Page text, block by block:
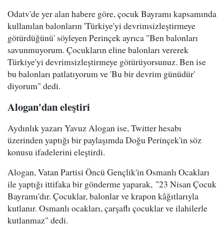
Odatv'de yer alan habere göre, çocuk Bayramı kapsamında
kullanılan balonların 'Türkiye'yi devrimsizleştirmeye
götürdüğünü' söyleyen Perinçek ayrıca "Ben balonları
savunmuyorum. Çocukların eline balonları vererek
Türkiye'yi devrimsizleştirmeye götürüyorsunuz. Ben ise
bu balonları patlatıyorum ve 'Bu bir devrim günüdür'
diyorum" dedi.
Alogan'dan eleştiri
Aydınlık yazarı Yavuz Alogan ise, Twitter hesabı
üzerinden yaptığı bir paylaşımda Doğu Perinçek'in söz
konusu ifadelerini eleştirdi.
Alogan, Vatan Partisi Öncü Gençlik'in Osmanlı Ocakları
ile yaptığı ittifaka bir gönderme yaparak, "23 Nisan Çocuk
Bayramı'dır. Çocuklar, balonlar ve krapon kâğıtlarıyla
kutlanır. Osmanlı ocakları, çarşaflı çocuklar ve ilahilerle
kutlanmaz" dedi.